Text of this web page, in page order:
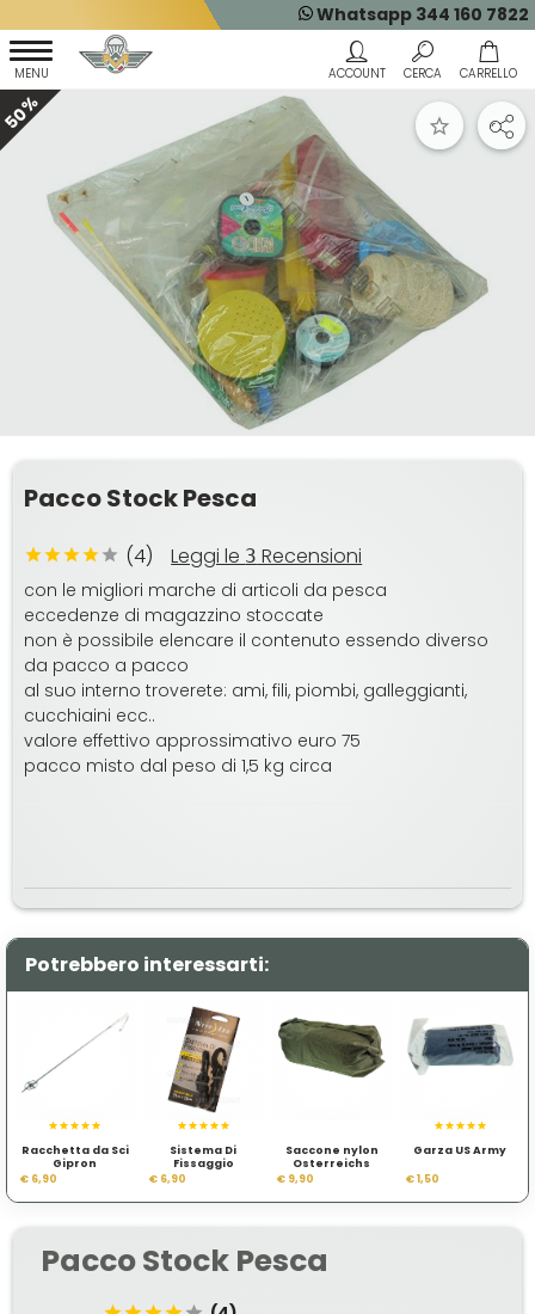
Whatsapp 344 160 7822
50%
Pacco Stock Pesca
(4) Leggi le 3 Recensioni
con le migliori marche di articoli da pesca
eccedenze di magazzino stoccate
non è possibile elencare il contenuto essendo diverso
da pacco a pacco
al suo interno troverete: ami, fili, piombi, galleggianti,
cucchiaini ecc..
valore effettivo approssimativo euro 75
pacco misto dal peso di 1,5 kg circa
Potrebbero interessarti:
Racchetta da Sci
Gipron
€ 6,90
Sistema Di
Fissaggio
€ 6,90
Saccone nylon
Osterreichs
Bundesheer
€ 9,90
Garza US Army
€ 1,50
Pacco Stock Pesca